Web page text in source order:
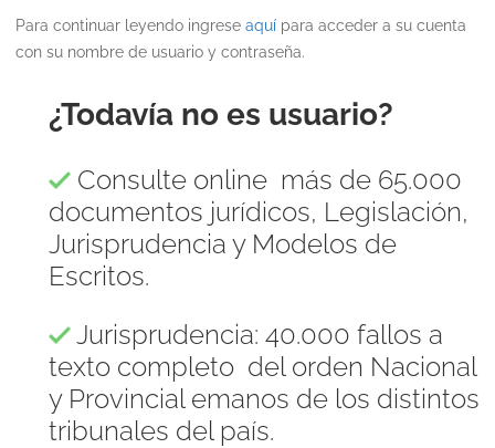
Para continuar leyendo ingrese aquípara acceder a su cuenta
con su nombre de usuario y contraseña.
¿Todavía no es usuario?
Consulte online más de 65.000
documentos jurídicos, Legislación,
Jurisprudencia y Modelos de
Escritos.
Jurisprudencia: 40.000 fallos a
texto completo del orden Nacional
y Provincial emanos de los distintos
tribunales del país.